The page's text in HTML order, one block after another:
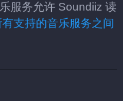
服务允许 Soundiiz 读
支持的音乐服务之间